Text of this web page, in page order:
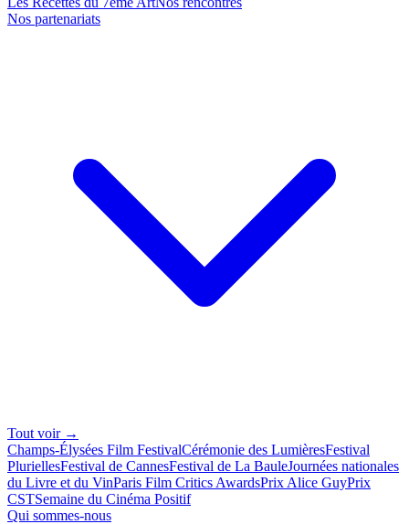
Nos partenariats
Tout voir →
Champs-Élysées Film FestivalCérémonie des LumièresFestival
PluriellesFestival de CannesFestival de La BauleJournées nationales
du Livre et du VinParis Film Critics AwardsPrix Alice GuyPrix
CSTSemaine du Cinéma Positif
Qui sommes-nous